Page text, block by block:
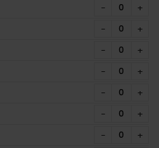
− +
− +
− +
− +
− +
− +
− +